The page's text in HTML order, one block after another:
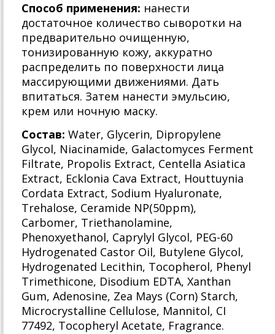
Способ применения: нанести
достаточное количество сыворотки на
предварительно очищенную,
тонизированную кожу, аккуратно
распределить по поверхности лица
массирующими движениями. Дать
впитаться. Затем нанести эмульсию,
крем или ночную маску.
Состав: Water, Glycerin, Dipropylene
Glycol, Niacinamide, Galactomyces Ferment
Filtrate, Propolis Extract, Centella Asiatica
Extract, Ecklonia Cava Extract, Houttuynia
Cordata Extract, Sodium Hyaluronate,
Trehalose, Ceramide NP(50ppm),
Carbomer, Triethanolamine,
Phenoxyethanol, Caprylyl Glycol, PEG-60
Hydrogenated Castor Oil, Butylene Glycol,
Hydrogenated Lecithin, Tocopherol, Phenyl
Trimethicone, Disodium EDTA, Xanthan
Gum, Adenosine, Zea Mays (Corn) Starch,
Microcrystalline Cellulose, Mannitol, CI
77492, Tocopheryl Acetate, Fragrance.